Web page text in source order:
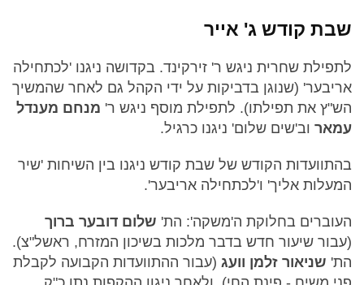
שבת קודש ג' אייר
לתפילת שחרית ניגש ר' זירקינד. בקדושה ניגנו 'לכתחילה
אריבער' (שנוגן בדביקות על ידי הקהל גם לאחר שהמשיך
הש"ץ את תפילתו). לתפילת מוסף ניגש ר' מנחם מענדל
עמאר וב'שים שלום' ניגנו כרגיל.
בהתוועדות הקודש של שבת קודש ניגנו בין השיחות 'שיר
המעלות אליך' ו'לכתחילה אריבער'.
העוברים בחלוקת ה'משקה': הת' שלום דובער ברוך
(עבור שיעור חדש בדבר מלכות בשיכון המזרח, ראשל"צ).
הת' שניאור זלמן וועג (עבור ההתוועדות הקבועה לקבלת